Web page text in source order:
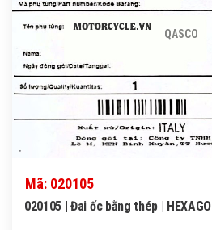
QASCO
Mã: 020105
020105 | Đai ốc bằng thép |